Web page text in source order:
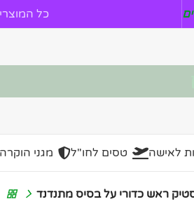
כל
לאישה טסים לחו"ל מגני הוקרה
ראש כדורי על בסיס מתנדנד